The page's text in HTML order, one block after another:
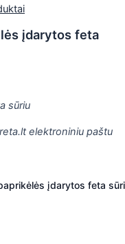
įdarytos feta
sūriu
elektroniniu paštu
įdarytos feta